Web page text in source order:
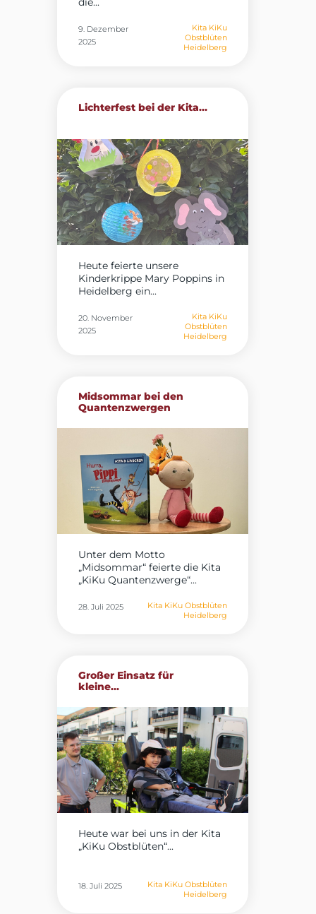
9. Dezember
2025
Kita KiKu
Obstblüten
Heidelberg
Lichterfest bei der Kita...
Heute feierte unsere
Kinderkrippe Mary Poppins in
Heidelberg ein...
20. November
2025
Kita KiKu
Obstblüten
Heidelberg
Midsommar bei den
Quantenzwergen
Unter dem Motto
„Midsommar“ feierte die Kita
„KiKu Quantenzwerge“...
28. Juli 2025
Kita KiKu Obstblüten
Heidelberg
Großer Einsatz für
kleine...
Heute war bei uns in der Kita
„KiKu Obstblüten“...
18. Juli 2025
Kita KiKu Obstblüten
Heidelberg